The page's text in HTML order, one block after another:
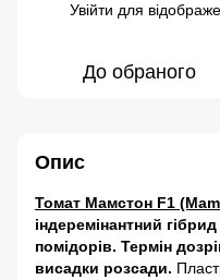
Увійти для
До обраного
Опис
Томат Мамстон F1
індеремінантний
помідорів. Термін
висадки розсади.